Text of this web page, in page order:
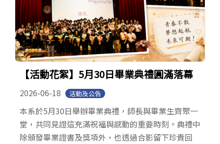
【活動花絮】5月30日畢業典禮圓滿落幕
2026-06-18 活動及公告
本系於5月30日舉辦畢業典禮，師長與畢業生齊聚一
堂，共同見證這充滿祝福與感動的重要時刻。典禮中
除頒發畢業證書及獎項外，也透過合影留下珍貴回